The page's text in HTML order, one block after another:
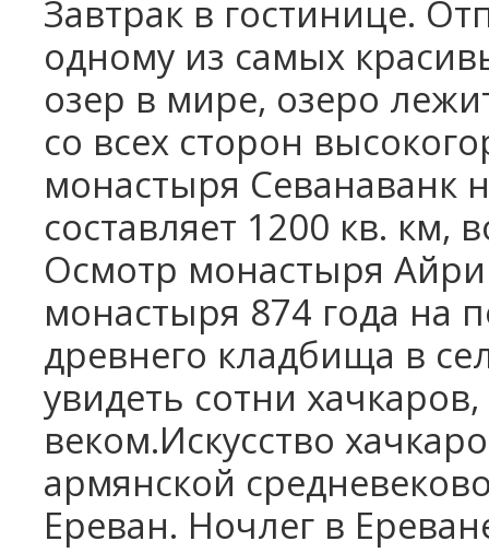
Школьные каникулы в Армении -
5 дней
Школьные каникулы в Армении -
7 дней
Завтрак в гостинице.
одному из самых
озер в мире, озеро
со всех сторон
монастыря Севанаванк
составляет 1200 кв. км,
Осмотр монастыря
монастыря 874 года на
древнего кладбища в
увидеть сотни
веком.Искусство
армянской
Ереван. Ночлег в